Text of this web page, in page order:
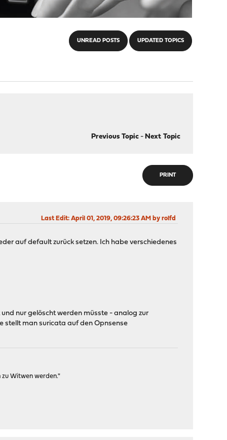
UNREAD POSTS UPDATED TOPICS
Previous Topic- Next Topic
PRINT
Last Edit: April 01, 2019, 09:26:23 AM by rolfd
auf default zurück setzen. Ich habe verschiedenes
nur gelöscht werden müsste - analog zur
stellt man suricata auf den Opnsense
zu Witwen werden."